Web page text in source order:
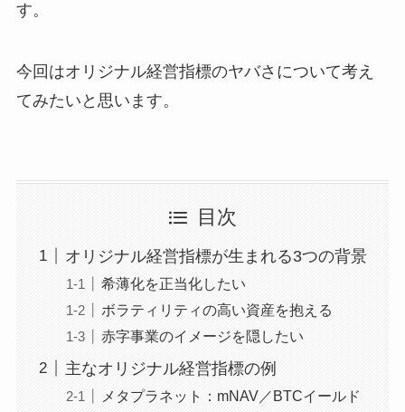
す。
今回はオリジナル経営指標のヤバさについて考え
てみたいと思います。
目次
オリジナル経営指標が生まれる3つの背景
希薄化を正当化したい
ボラティリティの高い資産を抱える
赤字事業のイメージを隠したい
主なオリジナル経営指標の例
メタプラネット：mNAV／BTCイールド